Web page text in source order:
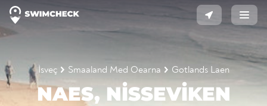
İsveç Smaaland Med Oearna Gotlands Laen
NAES, NISSEVIKEN